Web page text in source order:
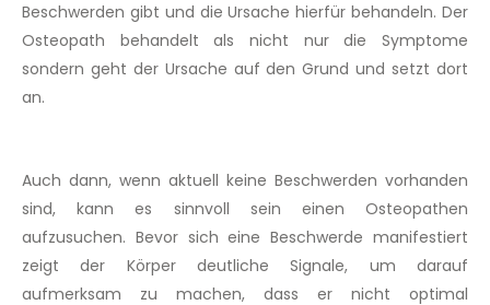
Beschwerden gibt und die Ursache hierfür behandeln. Der
Osteopath behandelt als nicht nur die Symptome
sondern geht der Ursache auf den Grund und setzt dort
an.
Auch dann, wenn aktuell keine Beschwerden vorhanden
sind, kann es sinnvoll sein einen Osteopathen
aufzusuchen. Bevor sich eine Beschwerde manifestiert
zeigt der Körper deutliche Signale, um darauf
aufmerksam zu machen, dass er nicht optimal